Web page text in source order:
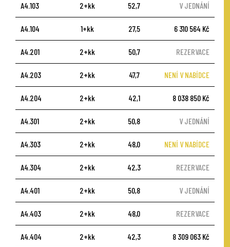
A4.103 2+kk 52,7 V JEDNÁNÍ
A4.104 1+kk 27,5 6 310 564 Kč
A4.201 2+kk 50,7 REZERVACE
A4.203 2+kk 47,7 NENÍ V NABÍDCE
A4.204 2+kk 42,1 8 038 850 Kč
A4.301 2+kk 50,8 V JEDNÁNÍ
A4.303 2+kk 48,0 NENÍ V NABÍDCE
A4.304 2+kk 42,3 REZERVACE
A4.401 2+kk 50,8 V JEDNÁNÍ
A4.403 2+kk 48,0 REZERVACE
A4.404 2+kk 42,3 8 309 063 Kč